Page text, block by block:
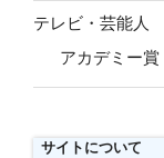
テレビ・芸能人
アカデミー賞
サイトについて